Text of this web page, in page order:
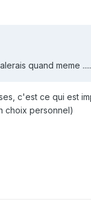
quand meme
c'est ce qui est
choix personnel)